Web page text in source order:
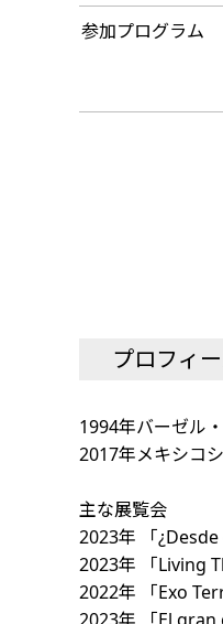
参加プログラム
プロフィ
1994年バーゼル
2017年メキシコ
主な展覧会
2023年 「
2023年 「Living
2022年 「Exo